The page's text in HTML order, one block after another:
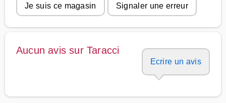
Je suis ce magasin Signaler une erreur
Aucun avis sur Taracci
Ecrire un avis